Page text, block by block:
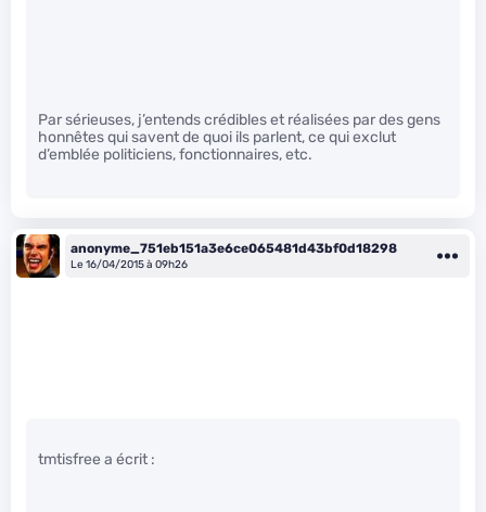
Par sérieuses, j’entends crédibles et réalisées par des gens
honnêtes qui savent de quoi ils parlent, ce qui exclut
d’emblée politiciens, fonctionnaires, etc.
anonyme_751eb151a3e6ce065481d43bf0d18298
Le 16/04/2015 à 09h26
tmtisfree a écrit :